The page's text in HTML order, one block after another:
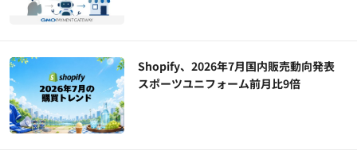
Shopify、2026年7月国内販売動向発表
スポーツユニフォーム前月比9倍